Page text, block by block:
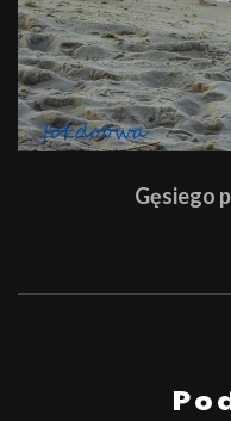
Gęsiego